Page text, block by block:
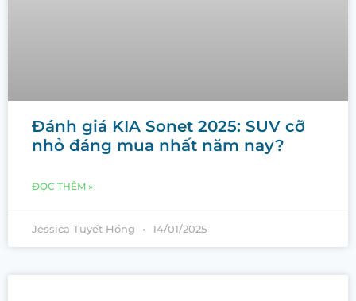
Đánh giá KIA Sonet 2025: SUV cỡ
nhỏ đáng mua nhất năm nay?
ĐỌC THÊM »
Jessica Tuyết Hồng 14/01/2025